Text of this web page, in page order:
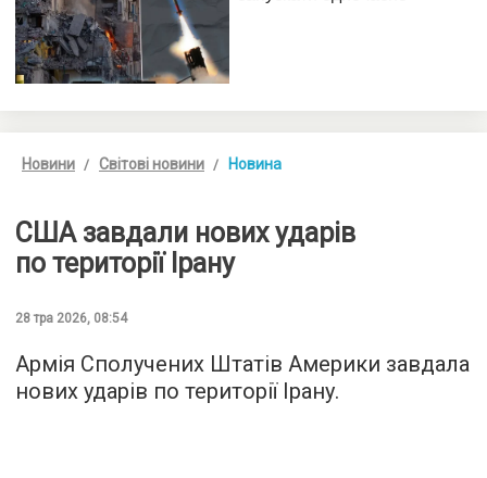
Новини Світові новини Новина
США завдали нових ударів
по території Ірану
28 тра 2026, 08:54
Армія Сполучених Штатів Америки завдала
нових ударів по території Ірану.